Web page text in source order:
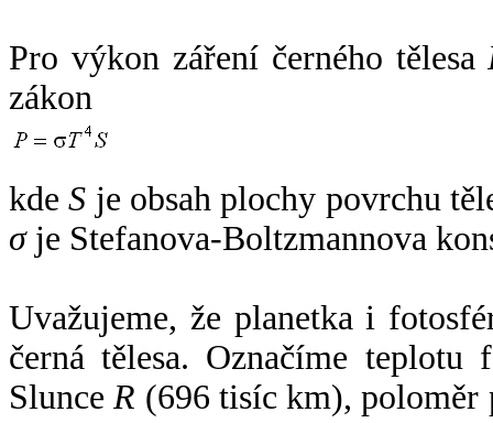
Pro výkon záření černého tělesa
zákon
kdeS je obsah plochy povrchu
σje Stefanova-Boltzmannova
Uvažujeme, že planetka i
černá tělesa. Označíme
SlunceR (696 tisíc km),